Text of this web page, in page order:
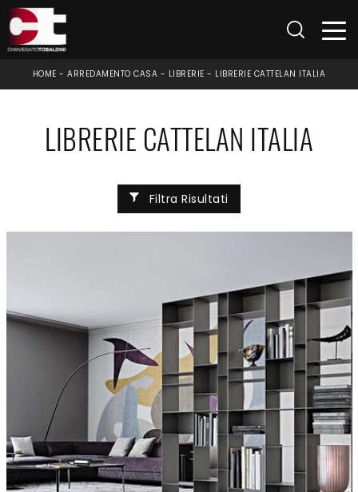
HOME -ARREDAMENTO CASA - LIBRERIE - LIBRERIE CATTELAN ITALIA
LIBRERIE CATTELAN ITALIA
Filtra Risultati